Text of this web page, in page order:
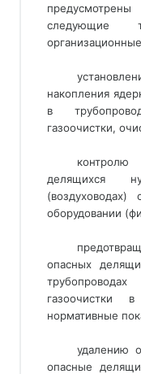
следующие
накопления
в
газоочистки,
контролю
делящихся
(воздуховодах)
оборудовании
опасных
газоочистки
нормативные
удалению
опасные